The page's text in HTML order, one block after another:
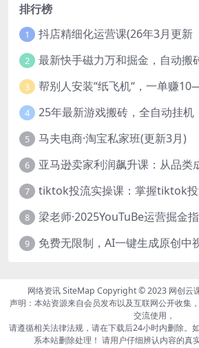
排行榜
1 抖店精细化运营课(26年3月更新
2
3
4
5 马夫电商·淘宝私家班(更新3月)
6
7
8 梁老师·2025YouTuBe运营掘金
9
网络资讯SiteMap Copyright © 2023 网创云
声明：本站资源来自会员发布以及互联网公开收集
交流使用，
请遵循相关法律法规，请在下载后24小时内删除。
系本站删除处理！ 请用户仔细辨认内容的真